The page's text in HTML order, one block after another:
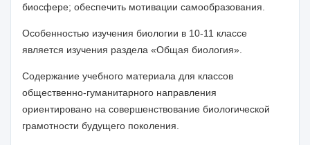
биосфере; обеспечить мотивации самообразования.
Особенностью изучения биологии в 10-11 классе
является изучения раздела «Общая биология».
Содержание учебного материала для классов
общественно-гуманитарного направления
ориентировано на совершенствование биологической
грамотности будущего поколения.